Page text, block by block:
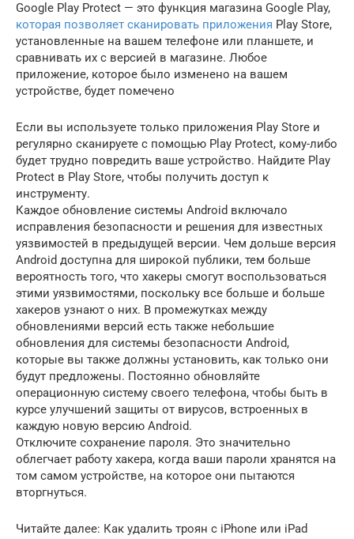
Google Play Protect — это функция магазина Google Play,
которая позволяет сканировать приложения Play Store,
установленные на вашем телефоне или планшете, и
сравнивать их с версией в магазине. Любое
приложение, которое было изменено на вашем
устройстве, будет помечено
Если вы используете только приложения Play Store и
регулярно сканируете с помощью Play Protect, кому-либо
будет трудно повредить ваше устройство. Найдите Play
Protect в Play Store, чтобы получить доступ к
инструменту.
Каждое обновление системы Android включало
исправления безопасности и решения для известных
уязвимостей в предыдущей версии. Чем дольше версия
Android доступна для широкой публики, тем больше
вероятность того, что хакеры смогут воспользоваться
этими уязвимостями, поскольку все больше и больше
хакеров узнают о них. В промежутках между
обновлениями версий есть также небольшие
обновления для системы безопасности Android,
которые вы также должны установить, как только они
будут предложены. Постоянно обновляйте
операционную систему своего телефона, чтобы быть в
курсе улучшений защиты от вирусов, встроенных в
каждую новую версию Android.
Отключите сохранение пароля. Это значительно
облегчает работу хакера, когда ваши пароли хранятся на
том самом устройстве, на которое они пытаются
вторгнуться.
Читайте далее: Как удалить троян с iPhone или iPad